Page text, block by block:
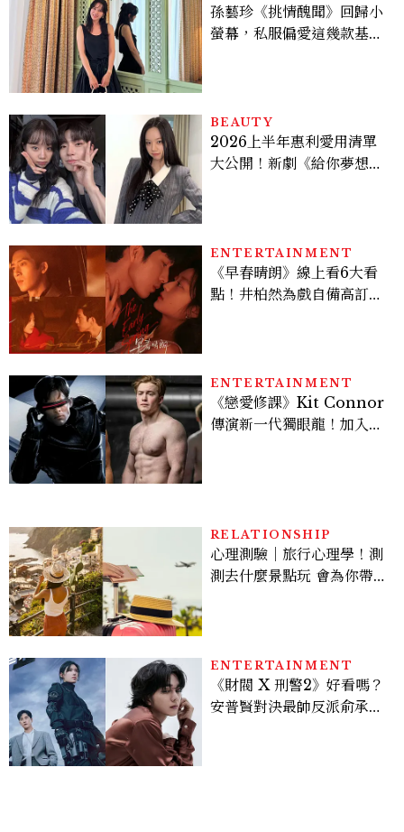
孫藝珍《挑情醜聞》回歸小
螢幕，私服偏愛這幾款基礎
BEAUTY
2026上半年惠利愛用清單
大公開！新劇《給你夢想》
ENTERTAINMENT
《早春晴朗》線上看6大看
點！井柏然為戲自備高訂，
ENTERTAINMENT
《戀愛修課》Kit Connor
傳演新一代獨眼龍！加入新
RELATIONSHIP
心理測驗｜旅行心理學！測
測去什麼景點玩 會為你帶來
ENTERTAINMENT
《財閥 X 刑警2》好看嗎？
安普賢對決最帥反派俞承